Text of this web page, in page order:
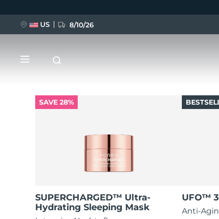
SAVE 28%
SUPERCHARGED™ Ultra-
Hydrating Sleeping Mask
UFO™ 3
Anti-
US 8/10/26
FAQ™ Pure Beauty-Tech Elixir